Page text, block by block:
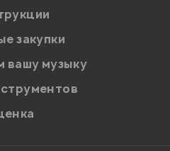
число:
закупки
вашу музыку